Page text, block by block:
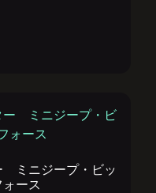
ミニジープ・ビッ
ォース